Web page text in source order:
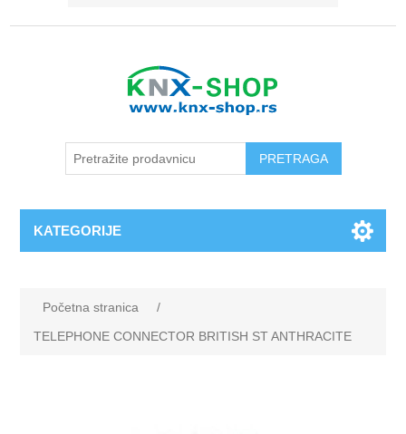
KATEGORIJE
Početna stranica
/
TELEPHONE CONNECTOR BRITISH ST ANTHRACITE